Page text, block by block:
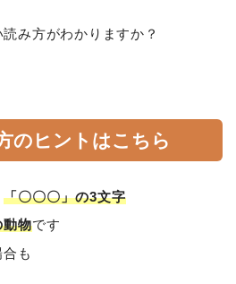
み方がわかりますか？
のヒントはこちら
「〇〇〇」の3文字
動物です
も